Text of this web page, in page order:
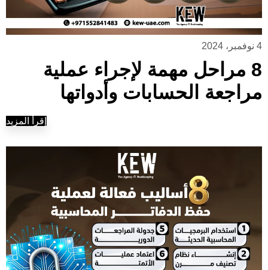
4 نوفمبر، 2024
8 مراحل مهمة لإجراء عملية
مراجعة الحسابات وأدواتها
إقرأ المزيد